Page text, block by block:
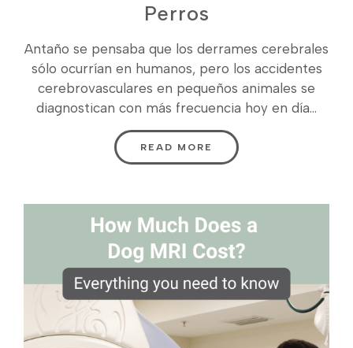
Perros
Antaño se pensaba que los derrames cerebrales
sólo ocurrían en humanos, pero los accidentes
cerebrovasculares en pequeños animales se
diagnostican con más frecuencia hoy en día...
READ MORE